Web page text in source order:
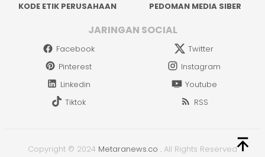
KODE ETIK PERUSAHAAN
PEDOMAN MEDIA SIBER
JARINGAN SOCIAL
Facebook
Twitter
Pinterest
Instagram
Linkedin
Youtube
Tiktok
RSS
Copyright © 2024 Metaranews.co . All Rights Reserved